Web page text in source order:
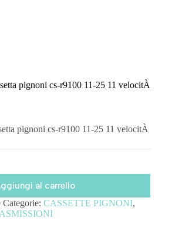
pignoni cs-r9100 11-25 11 velocitÀ
pignoni cs-r9100 11-25 11 velocitÀ
al carrello
Categorie: CASSETTE PIGNONI,